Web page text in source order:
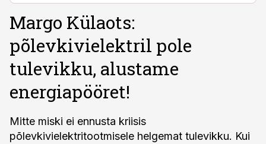
Margo Külaots:
põlevkivielektril pole
tulevikku, alustame
energiapööret!
Mitte miski ei ennusta kriisis
põlevkivielektritootmisele helgemat tulevikku. Kui